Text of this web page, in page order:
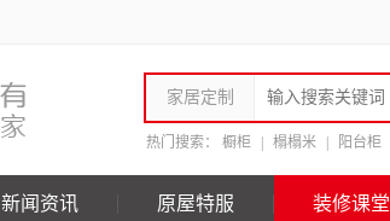
家居定制
热门搜索： 橱柜 榻榻米 阳台柜
新闻资讯 原屋特服 装修课堂